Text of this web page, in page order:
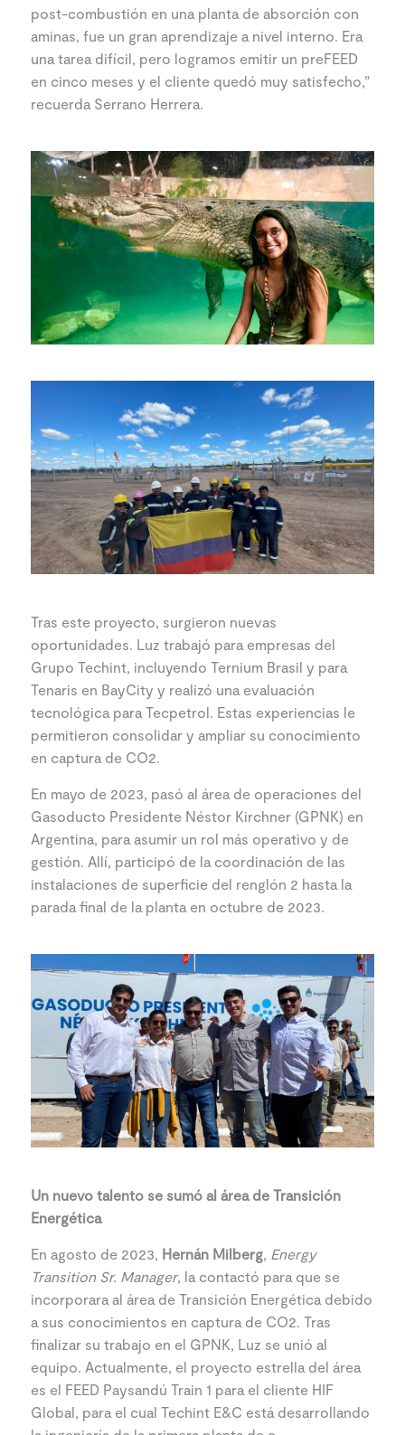
post-combustión en una planta de absorción con
aminas, fue un gran aprendizaje a nivel interno. Era
una tarea difícil, pero logramos emitir un preFEED
en cinco meses y el cliente quedó muy satisfecho,”
recuerda Serrano Herrera.
Tras este proyecto, surgieron nuevas
oportunidades. Luz trabajó para empresas del
Grupo Techint, incluyendo Ternium Brasil y para
Tenaris en BayCity y realizó una evaluación
tecnológica para Tecpetrol. Estas experiencias le
permitieron consolidar y ampliar su conocimiento
en captura de CO2.
En mayo de 2023, pasó al área de operaciones del
Gasoducto Presidente Néstor Kirchner (GPNK) en
Argentina, para asumir un rol más operativo y de
gestión. Allí, participó de la coordinación de las
instalaciones de superficie del renglón 2 hasta la
parada final de la planta en octubre de 2023.
Un nuevo talento se sumó al área de Transición
Energética
En agosto de 2023, Hernán Milberg, Energy
Transition Sr. Manager, la contactó para que se
incorporara al área de Transición Energética debido
a sus conocimientos en captura de CO2. Tras
finalizar su trabajo en el GPNK, Luz se unió al
equipo. Actualmente, el proyecto estrella del área
es el FEED Paysandú Train 1 para el cliente HIF
Global, para el cual Techint E&C está desarrollando